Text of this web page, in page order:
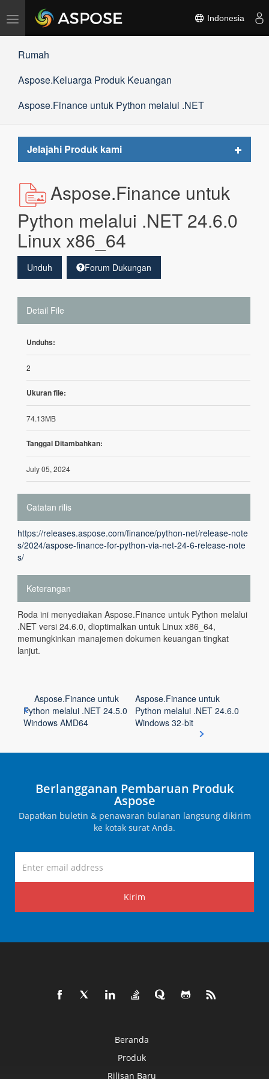
Alihkan
navigasi
Indonesia
Rumah
Aspose.Keluarga Produk Keuangan
Aspose.Finance untuk Python melalui .NET
Jelajahi Produk kami
Toggle
Aspose.Finance untuk
Python melalui .NET 24.6.0
Linux x86_64
Unduh Forum Dukungan
Detail File
Unduhs:
2
Ukuran file:
74.13MB
Tanggal Ditambahkan:
July 05, 2024
Catatan rilis
https://releases.aspose.com/finance/python-net/release-note
s/2024/aspose-finance-for-python-via-net-24-6-release-note
s/
Keterangan
Roda ini menyediakan Aspose.Finance untuk Python melalui
.NET versi 24.6.0, dioptimalkan untuk Linux x86_64,
memungkinkan manajemen dokumen keuangan tingkat
lanjut.
Aspose.Finance untuk
Python melalui .NET 24.5.0
Windows AMD64
Aspose.Finance untuk
Python melalui .NET 24.6.0
Windows 32-bit
Berlangganan Pembaruan Produk
Aspose
Dapatkan buletin & penawaran bulanan langsung dikirim
ke kotak surat Anda.
Kirim
Beranda
Produk
Rilisan Baru